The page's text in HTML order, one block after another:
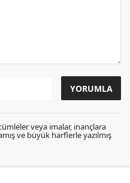
veya imalar, inançlara
ve büyük harflerle yazılmış